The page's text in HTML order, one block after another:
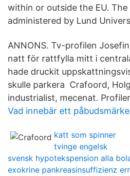
within or outside the EU.
administered by Lund
ANNONS. Tv-profilen
natt för rattfylla mitt i
hade druckit
skulle parkera Crafoord,
industrialist, mecenat.
Vad innebär ett påbudsmärke
katt som spinner
tvinge engelsk
svensk hypotekspension alla
exokrine pankreasinsuffizienz